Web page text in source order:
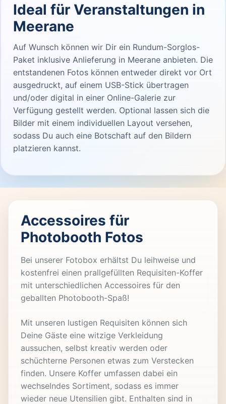
Ideal für Veranstaltungen in
Meerane
Auf Wunsch können wir Dir ein Rundum-Sorglos-
Paket inklusive Anlieferung in Meerane anbieten. Die
entstandenen Fotos können entweder direkt vor Ort
ausgedruckt, auf einem USB-Stick übertragen
und/oder digital in einer Online-Galerie zur
Verfügung gestellt werden. Optional lassen sich die
Bilder mit einem individuellen Layout versehen,
sodass Du auch eine Botschaft auf den Bildern
platzieren kannst.
Accessoires für
Photobooth Fotos
Bei unserer Fotobox erhältst Du leihweise und
kostenfrei einen prallgefüllten Requisiten-Koffer
mit unterschiedlichen Accessoires für den
geballten Photobooth-Spaß!
Mit unseren lustigen Requisiten können sich
Deine Gäste eine witzige Verkleidung
aussuchen, selbst kreativ werden oder
schüchterne Personen etwas zum Verstecken
finden. Unsere Koffer umfassen dabei ein
wechselndes Sortiment, sodass es immer
wieder neue Utensilien gibt. Enthalten sind in